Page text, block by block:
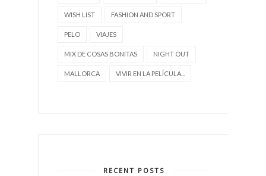
WISH LIST FASHION AND SPORT
PELO VIAJES
MIX DE COSAS BONITAS NIGHT OUT
MALLORCA VIVIR EN LA PELÍCULA...
RECENT POSTS